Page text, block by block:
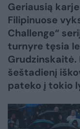
Geriausią
Filipinuose
Challenge“
turnyre tęsia
Grudzinskaitė.
šeštadienį
pateko į tokio